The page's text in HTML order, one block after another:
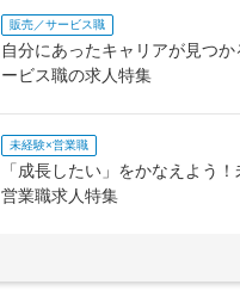
販売／サービス職
自分にあったキャリアが見つ
ービス職の求人特集
未経験×営業職
「成長したい」をかなえよう
営業職求人特集